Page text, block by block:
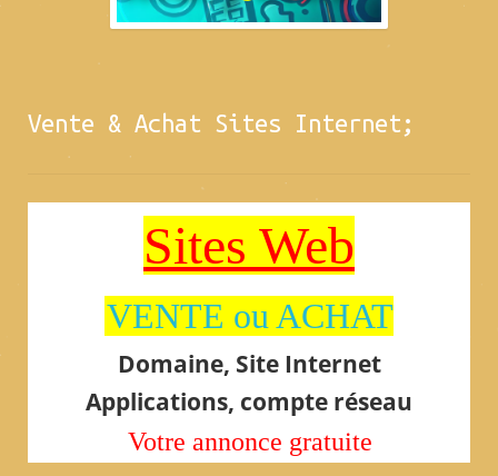
Vente & Achat Sites Internet;
Sites Web
VENTE ou ACHAT
Domaine, Site Internet
Applications, compte réseau
Votre annonce gratuite